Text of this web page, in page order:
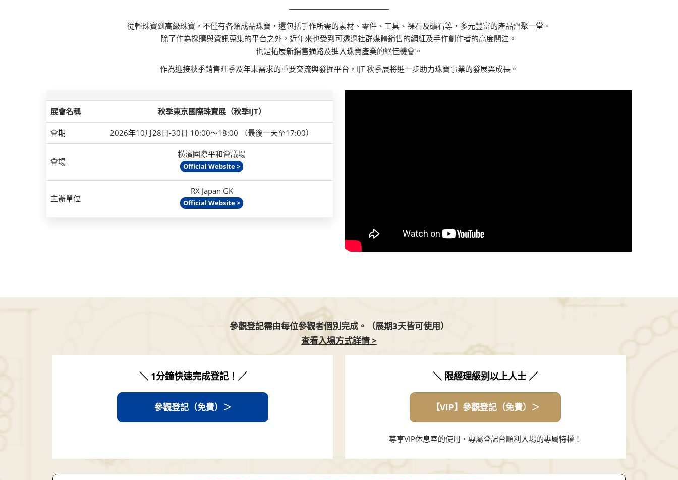
從輕珠寶到高級珠寶，不僅有各類成品珠寶，還包括手作所需的素材、零件、工具、裸石及礦石等，多元豐富的產品齊聚一堂。
除了作為採購與資訊蒐集的平台之外，近年來也受到可透過社群媒體銷售的網紅及手作創作者的高度關注。
也是拓展新銷售通路及進入珠寶產業的絕佳機會。
作為迎接秋季銷售旺季及年末需求的重要交流與發掘平台，IJT 秋季展將進一步助力珠寶事業的發展與成長。
展會名稱 秋季東京國際珠寶展（秋季IJT）
會期 2026年10月28日-30日 10:00～18:00 （最後一天至17:00）
會場
橫濱國際平和會議場
Official Website >
主辦單位
RX Japan GK
Official Website >
參觀登記需由每位參觀者個別完成。（展期3天皆可使用）
查看入場方式詳情 >
＼ 1分鐘快速完成登記！／
參觀登記（免費）＞
＼ 限經理級别以上人士 ／
【VIP】參觀登記（免費）＞
尊享VIP休息室的使用・專屬登記台順利入場的專屬特權！